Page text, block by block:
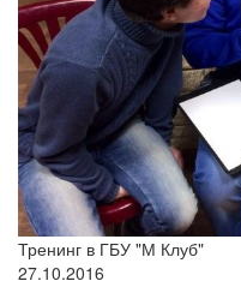
Тренинг в ГБУ "М Клуб"
27.10.2016